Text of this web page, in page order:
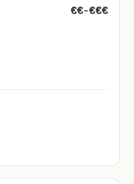
€€-€€€